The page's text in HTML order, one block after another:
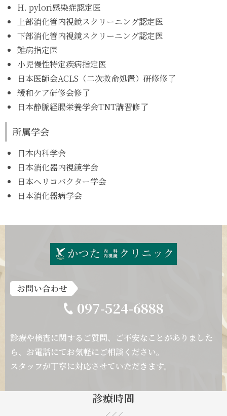
H. pylori感染症認定医
上部消化管内視鏡スクリーニング認定医
下部消化管内視鏡スクリーニング認定医
難病指定医
小児慢性特定疾病指定医
日本医師会ACLS（二次救命処置）研修修了
緩和ケア研修会修了
日本静脈経腸栄養学会TNT講習修了
所属学会
日本内科学会
日本消化器内視鏡学会
日本ヘリコバクター学会
日本消化器病学会
097-524-6888
診療や検査に関するご質問、ご不安なことがありました
ら、 お電話にてお気軽にご相談ください。
スタッフが丁寧に対応させていただきます。
診療時間